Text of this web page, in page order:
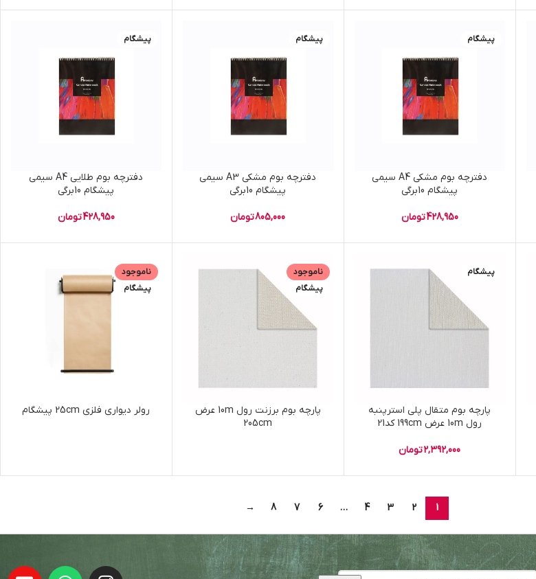
پیشگام
دفترچه بوم مشکی A4 سیمی
پیشگام 10برگی
428,950تومان
پیشگام
دفترچه بوم مشکی A3 سیمی
پیشگام 10برگی
805,000تومان
پیشگام
دفترچه بوم طلایی A4 سیمی
پیشگام 10برگی
428,950تومان
پیشگام
پارچه بوم متقال پلی استرپنبه
رول 10m عرض 199cm کد21
2,392,000تومان
ناموجود
پیشگام
پارچه بوم برزنت رول 10m عرض
205cm
ناموجود
پیشگام
رولر دیواری فلزی 25cm پیشگام
1
2
3
4
…
6
7
8
→